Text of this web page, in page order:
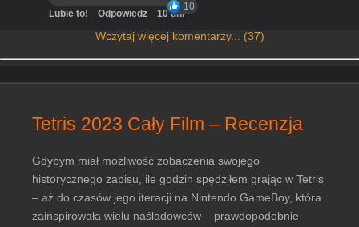
10
Lubie to! Odpowiedz 10 dni
Wczytaj więcej komentarzy... (37)
Tetris 2023 Cały Film – Recenzja
Gdybym miał możliwość zobaczenia swojego
historycznego zapisu, ile godzin spędziłem grając w Tetris
– aż do czasów jego iteracji na Nintendo GameBoy, która
zainspirowała wielu naśladowców – prawdopodobnie